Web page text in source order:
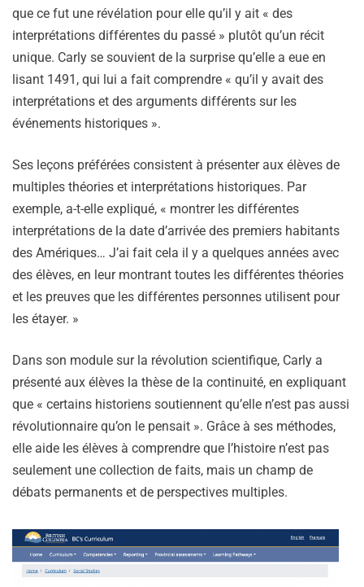
que ce fut une révélation pour elle qu’il y ait « des
interprétations différentes du passé » plutôt qu’un récit
unique. Carly se souvient de la surprise qu’elle a eue en
lisant 1491, qui lui a fait comprendre « qu’il y avait des
interprétations et des arguments différents sur les
événements historiques ».
Ses leçons préférées consistent à présenter aux élèves de
multiples théories et interprétations historiques. Par
exemple, a-t-elle expliqué, « montrer les différentes
interprétations de la date d’arrivée des premiers habitants
des Amériques… J’ai fait cela il y a quelques années avec
des élèves, en leur montrant toutes les différentes théories
et les preuves que les différentes personnes utilisent pour
les étayer. »
Dans son module sur la révolution scientifique, Carly a
présenté aux élèves la thèse de la continuité, en expliquant
que « certains historiens soutiennent qu’elle n’est pas aussi
révolutionnaire qu’on le pensait ». Grâce à ses méthodes,
elle aide les élèves à comprendre que l’histoire n’est pas
seulement une collection de faits, mais un champ de
débats permanents et de perspectives multiples.